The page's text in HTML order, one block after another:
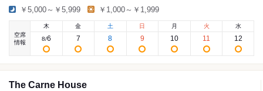
￥5,000～￥5,999 ￥1,000～￥1,999
空席
情報
木
8/6
金
7
土
8
日
9
月
10
火
11
水
12
The Carne House